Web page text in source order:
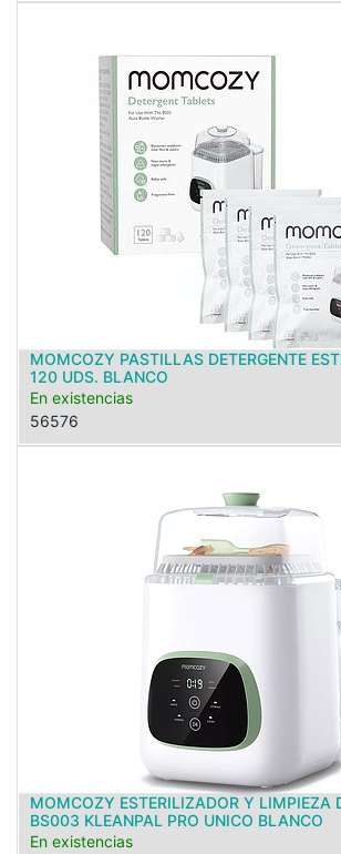
MOMCOZY PASTILLAS DETERGENTE
120 UDS. BLANCO
En existencias
56576
MOMCOZY ESTERILIZADOR Y LIMPIEZA
BS003 KLEANPAL PRO UNICO BLANCO
En existencias